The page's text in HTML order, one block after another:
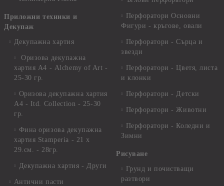
Приложни техники и
Декупаж
Декупажна хартия
Оризова декупажна
хартия А4 - Alchemy of Art -
25-30 гр.
Оризова декупажна хартия
А4 - Itd. Collection - 25-30
гр.
Фина оризова декупажна
хартия Stamperia - 21 х
29.см. - 28гр.
Декупажна хартия - Други
Антични пасти
Перфоратори Основни
Фигури - кръгове, овали
Перфоратори - Сърца и
звезди
Перфоратори - Цветя, листа
и клонки
Перфоратори - Детски
Перфоратори - Животни
Перфоратори - Коледни и
Зимни
Рисуване
Грунд и почистващи
разтвори